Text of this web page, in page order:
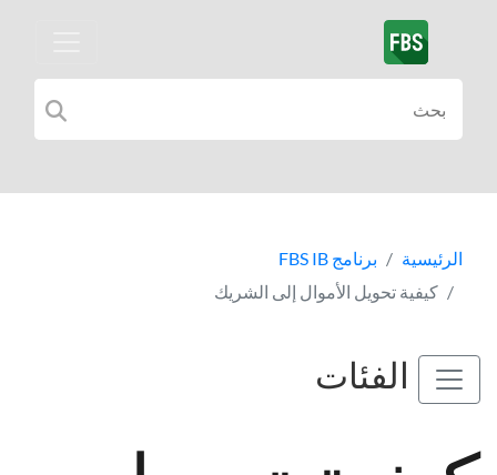
الرئيسية
برنامج FBS IB
كيفية تحويل الأموال إلى الشريك
الفئات